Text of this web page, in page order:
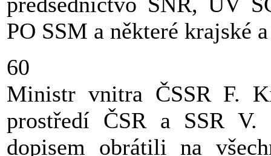
PO SSM a některé krajské
60
Ministr vnitra ČSSR F.
prostředí ČSR a SSR
dopisem obrátili na